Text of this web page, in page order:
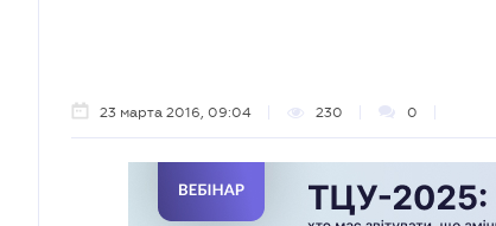
23 марта 2016, 09:04 230 0